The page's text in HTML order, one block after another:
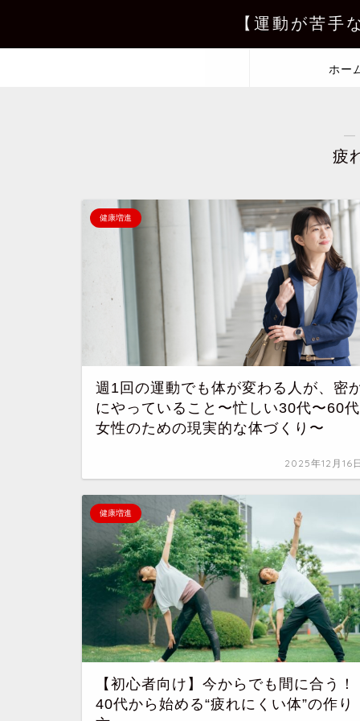
【運動が苦手
ホー
―
疲
健康増進
週1回の運動でも体が変わる人が、密
にやっていること〜忙しい30代〜60代
女性のための現実的な体づくり〜
2025年12月16日
健康増進
【初心者向け】今からでも間に合う！
40代から始める“疲れにくい体”の作り